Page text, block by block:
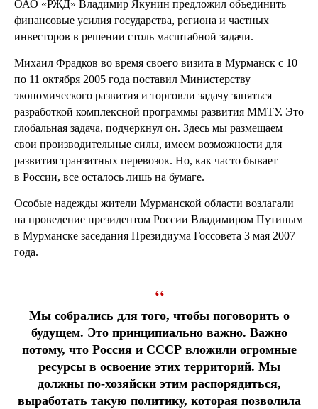
ОАО «РЖД» Владимир Якунин предложил объединить
финансовые усилия государства, региона и частных
инвесторов в решении столь масштабной задачи.
Михаил Фрадков во время своего визита в Мурманск с 10
по 11 октября 2005 года поставил Министерству
экономического развития и торговли задачу заняться
разработкой комплексной программы развития ММТУ. Это
глобальная задача, подчеркнул он. Здесь мы размещаем
свои производительные силы, имеем возможности для
развития транзитных перевозок. Но, как часто бывает
в России, все осталось лишь на бумаге.
Особые надежды жители Мурманской области возлагали
на проведение президентом России Владимиром Путиным
в Мурманске заседания Президиума Госсовета 3 мая 2007
года.
“
Мы собрались для того, чтобы поговорить о
будущем. Это принципиально важно. Важно
потому, что Россия и СССР вложили огромные
ресурсы в освоение этих территорий. Мы
должны по-хозяйски этим распорядиться,
выработать такую политику, которая позволила